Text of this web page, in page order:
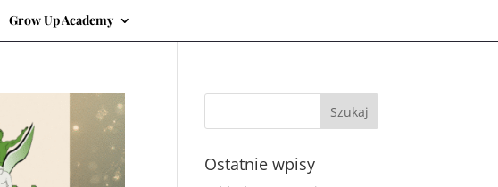
Grow Up Academy
Ostatnie wpisy